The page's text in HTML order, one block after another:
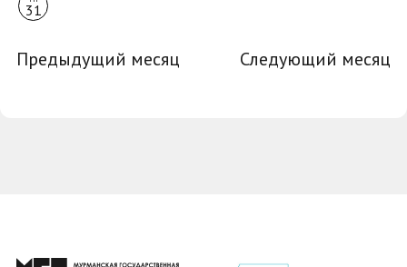
31
Предыдущий месяц Следующий месяц